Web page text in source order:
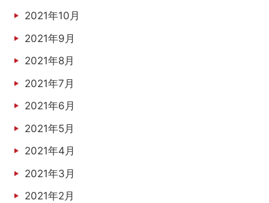
2021年10月
2021年9月
2021年8月
2021年7月
2021年6月
2021年5月
2021年4月
2021年3月
2021年2月